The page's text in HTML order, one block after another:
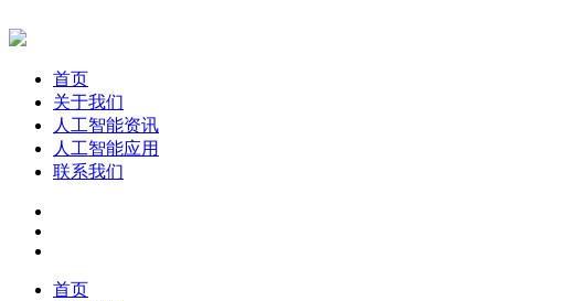
首页
关于我们
人工智能资讯
人工智能应用
联系我们
首页